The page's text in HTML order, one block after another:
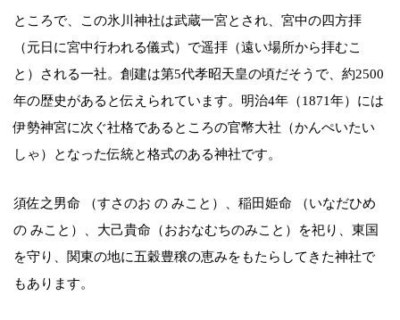
ところで、この氷川神社は武蔵一宮とされ、宮中の四方拝
（元日に宮中行われる儀式）で遥拝（遠い場所から拝むこ
と）される一社。創建は第5代孝昭天皇の頃だそうで、約2500
年の歴史があると伝えられています。明治4年（1871年）には
伊勢神宮に次ぐ社格であるところの官幣大社（かんぺいたい
しゃ）となった伝統と格式のある神社です。
須佐之男命 （すさのお の みこと）、稲田姫命 （いなだひめ
の みこと）、大己貴命（おおなむちのみこと）を祀り、東国
を守り、関東の地に五穀豊穣の恵みをもたらしてきた神社で
もあります。